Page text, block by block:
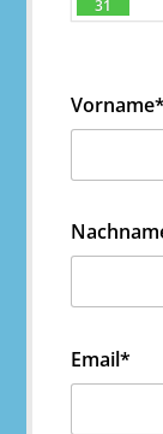
31
Vorname*
Email*